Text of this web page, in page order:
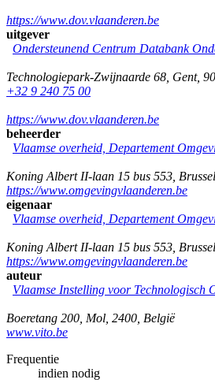
https://www.dov.vlaanderen.be
uitgever
Ondersteunend Centrum Databank
Technologiepark-Zwijnaarde 68 Gent,
+32 9 240 75 00
https://www.dov.vlaanderen.be
beheerder
Vlaamse overheid, Departement
Koning Albert II-laan 15 bus 553 Brussel
https://www.omgevingvlaanderen.be
eigenaar
Vlaamse overheid, Departement
Koning Albert II-laan 15 bus 553 Brussel
https://www.omgevingvlaanderen.be
auteur
Vlaamse Instelling voor Technologisch
Boeretang 200 Mol 2400 België
www.vito.be
Frequentie
indien nodig